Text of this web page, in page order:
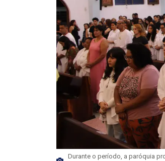
Durante o período, a paróquia